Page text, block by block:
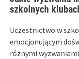
szkolnych
Uczestnictwo w
emocjonującym
różnymi